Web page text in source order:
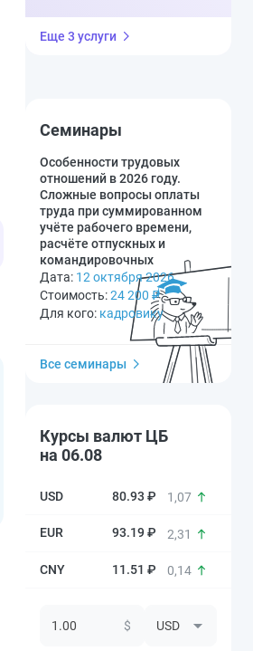
Еще 3 услуги
Семинары
Особенности трудовых
отношений в 2026 году.
Сложные вопросы оплаты
труда при суммированном
учёте рабочего времени,
расчёте отпускных и
командировочных
Дата: 12 октября 2026
Стоимость:24 200 ₽
Для кого: кадровику
Все семинары
Курсы валют ЦБ
на 06.08
80.93 ₽ 1,07
93.19 ₽ 2,31
11.51 ₽ 0,14
$